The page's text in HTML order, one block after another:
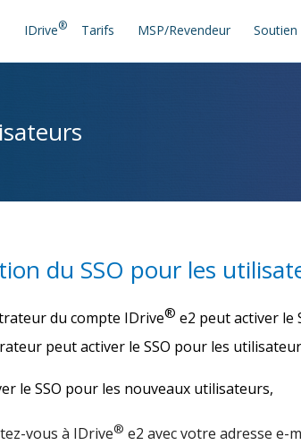
IDrive® Tarifs MSP/Revendeur Soutien
du SSO pour les
du compte IDrive® e2 peut activer le
peut activer le SSO pour les
le SSO pour les nouveaux utilisateurs,
vous à IDrive® e2 avec votre adresse e-